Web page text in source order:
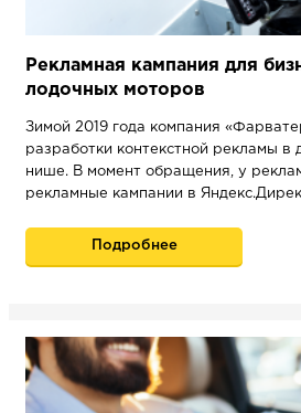
Рекламная кампания для
лодочных моторов
Зимой 2019 года компания
разработки контекстной рекламы в
нише. В момент обращения, у
рекламные кампании в
Подробнее